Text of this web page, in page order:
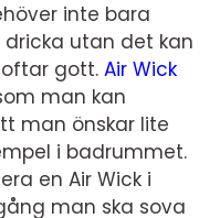
inte bara
utan det kan
gott. Air Wick
man kan
man önskar lite
i badrummet.
en Air Wick i
man ska sova